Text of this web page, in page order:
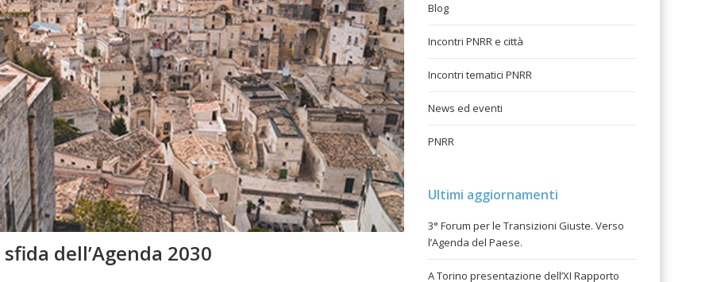
dell’Agenda 2030
Blog
Incontri PNRR e città
Incontri tematici PNRR
News ed eventi
PNRR
Ultimi aggiornamenti
3° Forum per le Transizioni Giuste. Verso
l’Agenda del Paese.
A Torino presentazione dell’XI Rapporto